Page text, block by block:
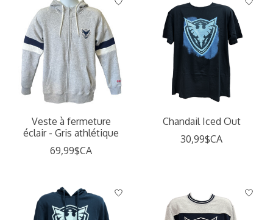
Veste à fermeture
éclair - Gris athlétique
69,99$CA
Chandail Iced Out
30,99$CA